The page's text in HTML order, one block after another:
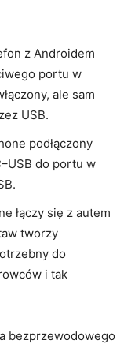
z Androidem
portu w
ale sam
USB.
podłączony
do portu w
łączy się z autem
tworzy
do
i tak
bezprzewodowego